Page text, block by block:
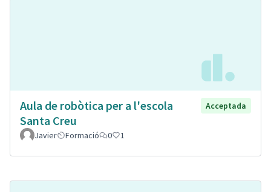
Aula de robòtica per a l'escola
Santa Creu
Acceptada
Javier Formació 0 1